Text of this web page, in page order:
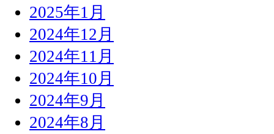
2025年1月
2024年12月
2024年11月
2024年10月
2024年9月
2024年8月